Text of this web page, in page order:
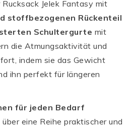
Jelek Fantasy mit
stoffbezogenen Rückenteil
Schultergurte mit
die Atmungsaktivität und
indem sie das Gewicht
ihn perfekt für längeren
für jeden Bedarf
eine Reihe praktischer und